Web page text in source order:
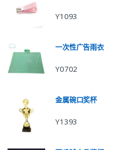
Y1093
一次性广告雨衣
Y0702
金属碗口奖杯
Y1393